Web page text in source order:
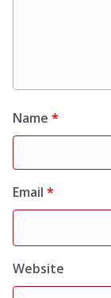
Name *
Email *
Website